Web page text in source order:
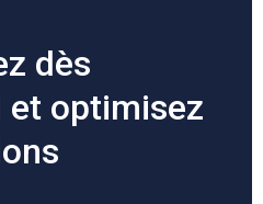
dès
et optimisez